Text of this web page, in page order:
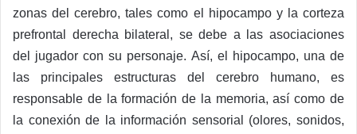
zonas del cerebro, tales como el hipocampo y la corteza
prefrontal derecha bilateral, se debe a las asociaciones
del jugador con su personaje. Así, el hipocampo, una de
las principales estructuras del cerebro humano, es
responsable de la formación de la memoria, así como de
la conexión de la información sensorial (olores, sonidos,